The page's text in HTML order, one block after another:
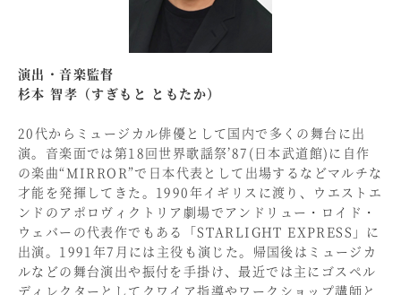
演出・音楽監督
杉本 智孝（すぎもと ともたか）
20代からミュージカル俳優として国内で多くの舞台に出
演。音楽面では第18回世界歌謡祭’87(日本武道館)に自作
の楽曲“MIRROR”で日本代表として出場するなどマルチな
才能を発揮してきた。1990年イギリスに渡り、ウエストエ
ンドのアポロヴィクトリア劇場でアンドリュー・ロイド・
ウェバーの代表作でもある「STARLIGHT EXPRESS」に
出演。1991年7月には主役も演じた。帰国後はミュージカ
ルなどの舞台演出や振付を手掛け、最近では主にゴスペル
ディレクターとしてクワイア指導やワークショップ講師と